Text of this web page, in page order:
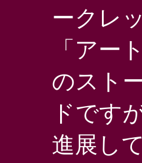
ークレ
「アー
のスト
ドです
進展し